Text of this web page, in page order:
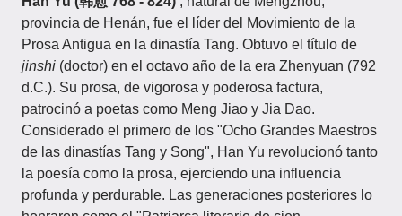
provincia de Henán, fue el líder del Movimiento de la
Prosa Antigua en la dinastía Tang. Obtuvo el título de
jinshi (doctor) en el octavo año de la era Zhenyuan (792
d.C.). Su prosa, de vigorosa y poderosa factura,
patrocinó a poetas como Meng Jiao y Jia Dao.
Considerado el primero de los "Ocho Grandes Maestros
de las dinastías Tang y Song", Han Yu revolucionó tanto
la poesía como la prosa, ejerciendo una influencia
profunda y perdurable. Las generaciones posteriores lo